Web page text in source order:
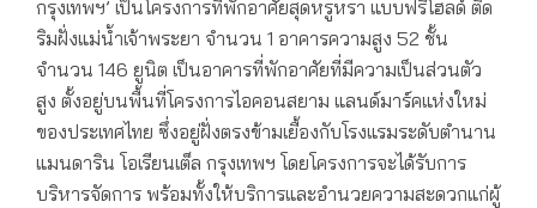
กรุงเทพฯ’ เป็นโครงการที่พักอาศัยสุดหรูหรา แบบฟรีโฮลด์ ติด
ริมฝั่งแม่น้ำเจ้าพระยา จำนวน 1 อาคารความสูง 52 ชั้น
จำนวน 146 ยูนิต เป็นอาคารที่พักอาศัยที่มีความเป็นส่วนตัว
สูง ตั้งอยู่บนพื้นที่โครงการไอคอนสยาม แลนด์มาร์คแห่งใหม่
ของประเทศไทย ซึ่งอยู่ฝั่งตรงข้ามเยื้องกับโรงแรมระดับตำนาน
แมนดาริน โอเรียนเต็ล กรุงเทพฯ โดยโครงการจะได้รับการ
บริหารจัดการ พร้อมทั้งให้บริการและอำนวยความสะดวกแก่ผู้